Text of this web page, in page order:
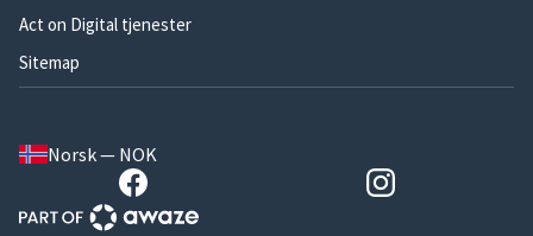
Act on Digital tjenester
Sitemap
Norsk — NOK